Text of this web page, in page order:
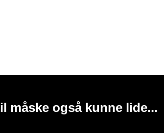
måske også kunne lide...